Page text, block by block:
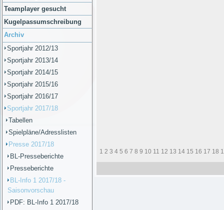
Teamplayer gesucht
Kugelpassumschreibung
Archiv
Sportjahr 2012/13
Sportjahr 2013/14
Sportjahr 2014/15
Sportjahr 2015/16
Sportjahr 2016/17
Sportjahr 2017/18
Tabellen
Spielpläne/Adresslisten
Presse 2017/18
BL-Presseberichte
Presseberichte
BL-Info 1 2017/18 -
Saisonvorschau
PDF: BL-Info 1 2017/18
1 2 3 4 5 6 7 8 9 10 11 12 13 14 15 16 17 18